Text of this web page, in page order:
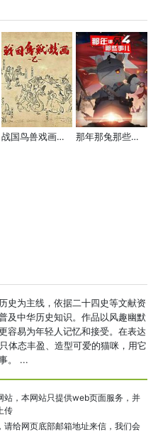
战国鸟兽戏画～乙～ 那年那兔那些事儿 第四季
史为主线，依据二十四史等文献资
及中华历史知识。作品以风趣幽默
容易为年轻人记忆和接受。在表达
体态丰盈、造型可爱的猫咪，用它
。 ...
站，本网站只提供web页面服务，并
传
给网页底部邮箱地址来信，我们会